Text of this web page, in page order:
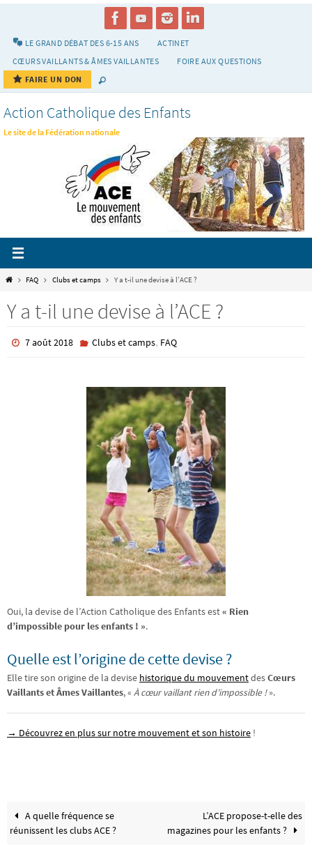
LE GRAND DÉBAT DES 6-15 ANS
ACTINET
CŒURS VAILLANTS & ÂMES VAILLANTES
FOIRE AUX QUESTIONS
FAIRE UN DON
Action Catholique des Enfants
Le site de la Fédération nationale
HomeFAQ Clubs et camps Y a t-il une devise à l’ACE ?
Y a t-il une devise à l’ACE ?
7 août 2018 Clubs et camps, FAQ
Oui, la devise de l’Action Catholique des Enfants est« Rien
d’impossible pour les enfants ! ».
Quelle est l’origine de cette devise ?
Elle tire son origine de la devise historique du mouvementdesCœurs
Vaillants et Âmes Vaillantes, « À cœur vaillant rien d’impossible !».
→ Découvrez en plus sur notre mouvement et son histoire !
A quelle fréquence se
réunissent les clubs ACE ?
L’ACE propose-t-elle des
magazines pour les enfants ?